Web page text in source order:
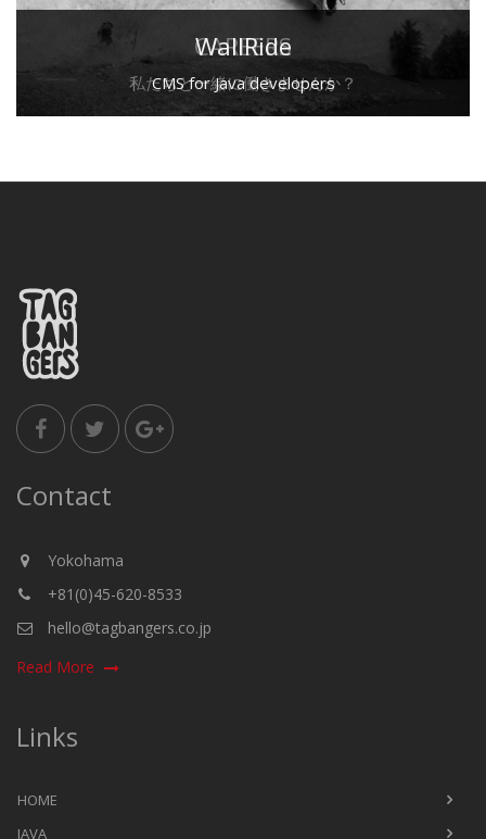
CAREERS
私たちと一緒に働きませんか？
WallRide
CMS for Java developers
Contact
Yokohama
+81(0)45-620-8533
hello@tagbangers.co.jp
Read More
Links
HOME
JAVA